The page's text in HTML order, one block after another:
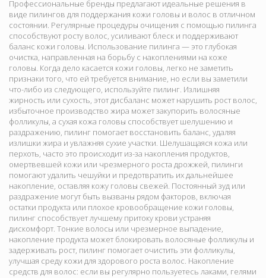
Профессиональные бренды предлагают идеальные решения в
виде пилингов для поддержания кожи головы и волос в отличном
состоянии. Регулярные процедуры очищения с помощью пилинга
способствуют росту волос, усиливают блеск и поддерживают
баланс кожи головы. Использование пилинга — это глубокая
очистка, направленная на борьбу с накоплениями на коже
головы. Когда дело касается кожи головы, легко не заметить
признаки того, что ей требуется внимание, но если вы заметили
что-либо из следующего, используйте пилинг. Излишняя
жирность или сухость, этот дисбаланс может нарушить рост волос,
избыточное производство жира может закупорить волосяные
фолликулы, а сухая кожа головы способствует шелушению и
раздражению, пилинг помогает восстановить баланс, удаляя
излишки жира и увлажняя сухие участки. Шелушащаяся кожа или
перхоть, часто это происходит из-за накопления продуктов,
омертвевшей кожи или чрезмерного роста дрожжей, пилинги
помогают удалить чешуйки и предотвратить их дальнейшее
накопление, оставляя кожу головы свежей. Постоянный зуд или
раздражение могут быть вызваны рядом факторов, включая
остатки продукта или плохое кровообращение кожи головы,
пилинг способствует лучшему притоку крови устраняя
дискомфорт. Тонкие волосы или чрезмерное выпадение,
накопление продукта может блокировать волосяные фолликулы и
задерживать рост, пилинг помогает очистить эти фолликулы,
улучшая среду кожи для здорового роста волос. Накопление
средств для волос: если вы регулярно пользуетесь лаками, гелями